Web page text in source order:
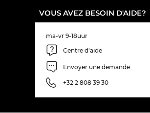
VOUS AVEZ BESOIN D'AIDE?
ma-vr 9-18uur
Centre d'aide
Envoyer une demande
+32 2 808 39 30